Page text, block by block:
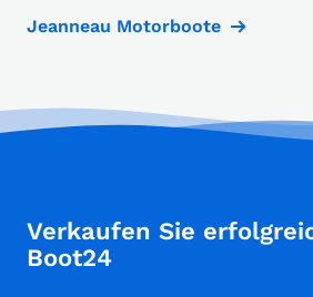
Jeanneau Motorboote
Verkaufen Sie
Boot24